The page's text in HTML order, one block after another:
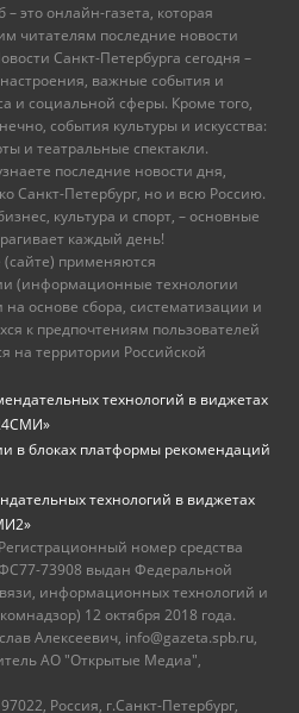
это онлайн-газета, которая
читателям последние новости
Санкт-Петербурга сегодня –
важные события и
и социальной сферы. Кроме того,
события культуры и искусства:
и театральные спектакли.
последние новости дня,
Санкт-Петербург, но и всю Россию.
культура и спорт, – основные
каждый день!
применяются
(информационные технологии
основе сбора, систематизации и
к предпочтениям пользователей
на территории Российской
технологий в виджетах
в блоках платформы рекомендаций
технологий в виджетах
номер средства
73908 выдан Федеральной
информационных технологий и
12 октября 2018 года.
Алексеевич, info@gazeta.spb.ru,
АО "Открытые Медиа",
Россия, г.Санкт-Петербург,